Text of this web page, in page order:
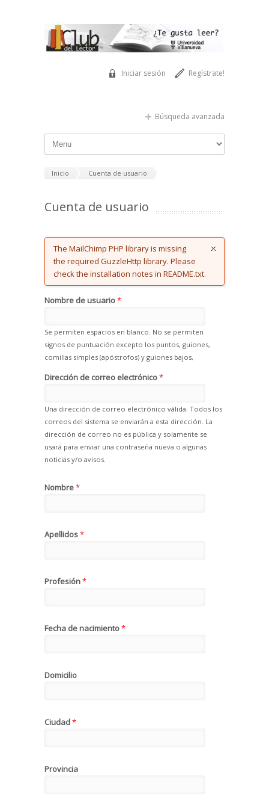
Regístrate!
Iniciar sesión
Búsqueda avanzada
Inicio Cuenta de usuario
Cuenta de usuario
Error message
The MailChimp PHP library is missing
the required GuzzleHttp library. Please
check the installation notes in README.txt.
Nombre de usuario*
Se permiten espacios en blanco. No se permiten
signos de puntuación excepto los puntos, guiones,
comillas simples (apóstrofos) y guiones bajos,
Dirección de correo electrónico*
Una dirección de correo electrónico válida. Todos los
correos del sistema se enviarán a esta dirección. La
dirección de correo no es pública y solamente se
usará para enviar una contraseña nueva o algunas
noticias y/o avisos.
Nombre*
Apellidos*
Profesión*
Fecha de nacimiento*
Domicilio
Ciudad*
Provincia